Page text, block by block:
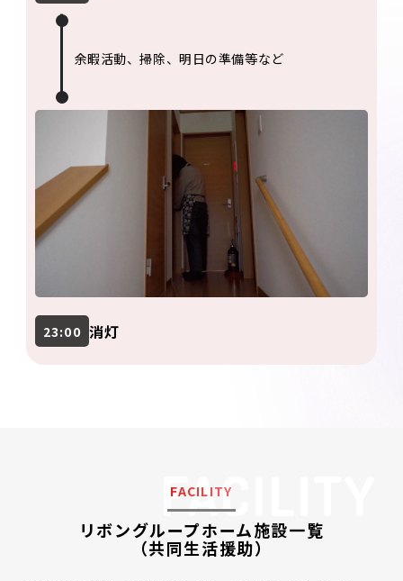
余暇活動、掃除、明日の準備等など
23:00 消灯
FACILITY
リボングループホーム施設一覧
（共同生活援助）